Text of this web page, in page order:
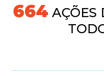
704 AÇÕES